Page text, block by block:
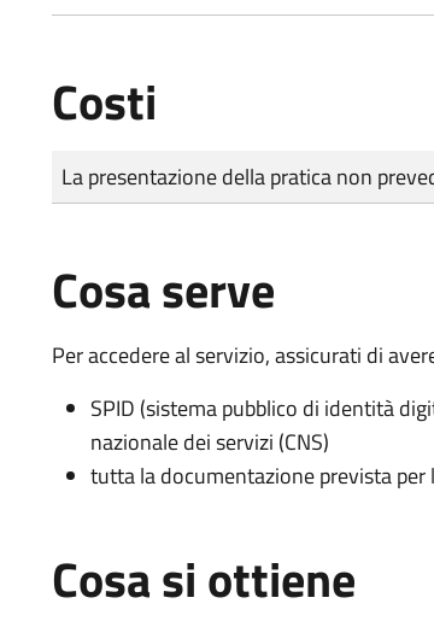
Costi
Tipo di pagamento
Importo
La presentazione della pratica non
Cosa serve
Per accedere al servizio, assicurati di
SPID (sistema pubblico di identità
nazionale dei servizi (CNS)
tutta la documentazione prevista per
Cosa si ottiene